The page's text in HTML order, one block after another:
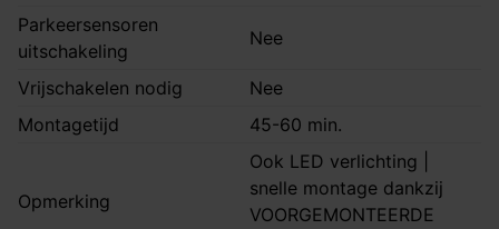
Parkeersensoren
uitschakeling
Nee
Vrijschakelen nodig
Nee
Montagetijd
45-60 min.
Opmerking
Ook LED verlichting |
snelle montage dankzij
VOORGEMONTEERDE